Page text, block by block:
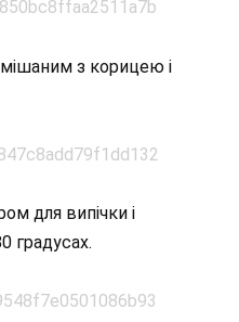
з корицею і
для випічки і
градусах.